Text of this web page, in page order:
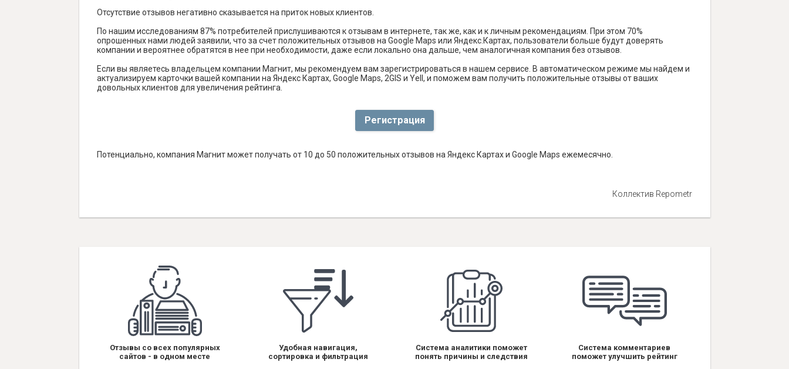
Отсутствие отзывов негативно сказывается на приток новых клиентов.
По нашим исследованиям 87% потребителей прислушиваются к отзывам в интернете, так же, как и к личным рекомендациям. При этом 70%
опрошенных нами людей заявили, что за счет положительных отзывов на Google Maps или Яндекс.Картах, пользователи больше будут доверять
компании и вероятнее обратятся в нее при необходимости, даже если локально она дальше, чем аналогичная компания без отзывов.
Если вы являетесь владельцем компании Магнит, мы рекомендуем вам зарегистрироваться в нашем сервисе. В автоматическом режиме мы найдем и
актуализируем карточки вашей компании на Яндекс Картах, Google Maps, 2GIS и Yell, и поможем вам получить положительные отзывы от ваших
довольных клиентов для увеличения рейтинга.
Регистрация
Потенциально, компания Магнит может получать от 10 до 50 положительных отзывов на Яндекс Картах и Google Maps ежемесячно.
Коллектив Repometr
Отзывы со всех популярных
сайтов - в одном месте
Удобная навигация,
сортировка и фильтрация
Система аналитики поможет
понять причины и следствия
Система комментариев
поможет улучшить рейтинг